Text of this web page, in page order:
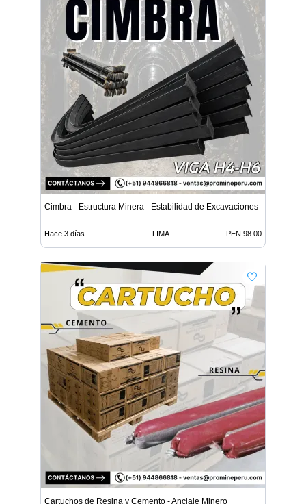
Cimbra - Estructura Minera - Estabilidad de Excavaciones
Hace 3 días LIMA PEN 98.00
Cartuchos de Resina y Cemento - Anclaje Minero